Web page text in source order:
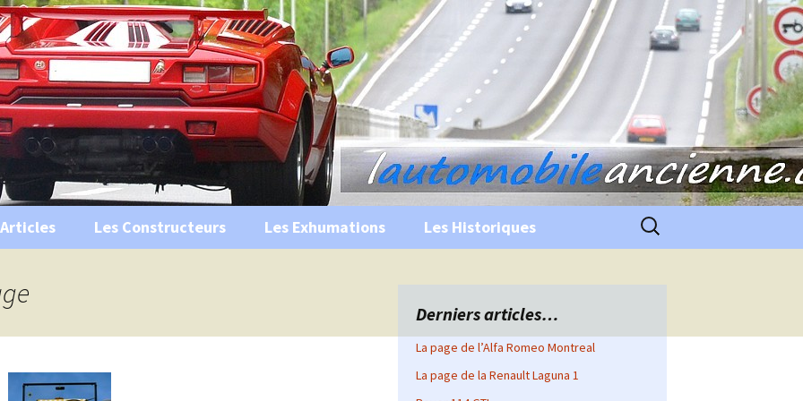
Ancienne
historiques …
évènements
Les Constructeurs Les Exhumations Les Historiques Rechercher :
Derniers articles…
La page de l’Alfa Romeo Montreal
La page de la Renault Laguna 1